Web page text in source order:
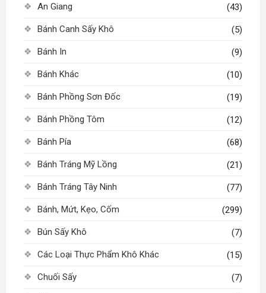
chọn
An Giang (43)
Bánh Canh Sấy Khô (5)
Bánh In (9)
Bánh Khác (10)
Bánh Phồng Sơn Đốc (19)
Bánh Phồng Tôm (12)
Bánh Pía (68)
Bánh Tráng Mỹ Lồng (21)
Bánh Tráng Tây Ninh (77)
Bánh, Mứt, Kẹo, Cốm (299)
Bún Sấy Khô (7)
Các Loại Thực Phẩm Khô Khác (15)
Chuối Sấy (7)